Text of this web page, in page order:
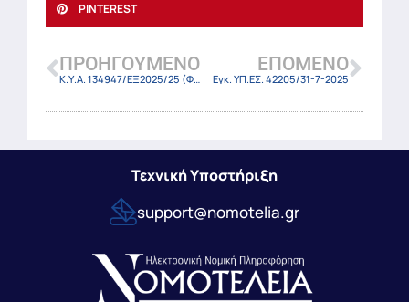
PINTEREST
ΠΡΟΗΓΟΎΜΕΝΟ
Κ.Υ.Α. 134947/ΕΞ2025/25 (ΦΕΚ 4127 Β/29-7-2025)
ΕΠΌΜΕΝΟ
Εγκ. ΥΠ.ΕΣ. 42205/31-7-2025
Τεχνική Υποστήριξη
support@nomotelia.gr